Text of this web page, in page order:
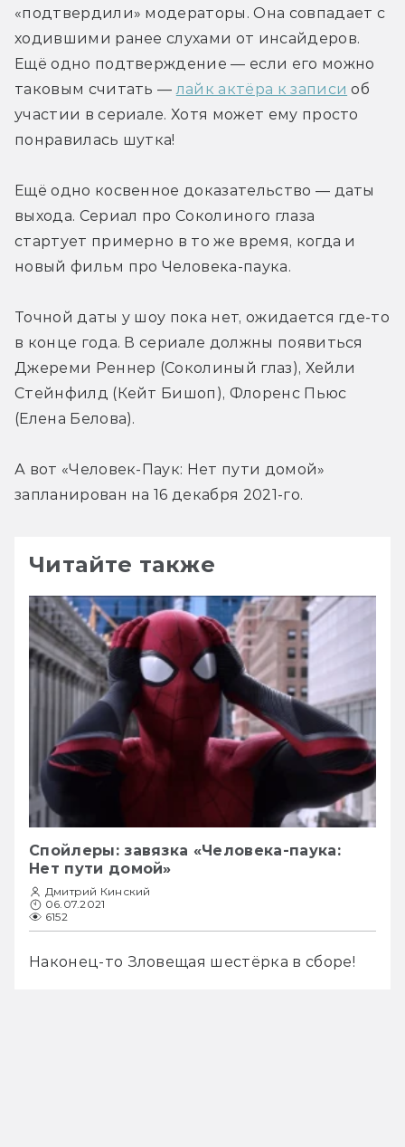
«подтвердили» модераторы. Она совпадает с
ходившими ранее слухами от инсайдеров.
Ещё одно подтверждение — если его можно
таковым считать — лайк актёра к записи об
участии в сериале. Хотя может ему просто
понравилась шутка!
Ещё одно косвенное доказательство — даты
выхода. Сериал про Соколиного глаза
стартует примерно в то же время, когда и
новый фильм про Человека-паука.
Точной даты у шоу пока нет, ожидается где-то
в конце года. В сериале должны появиться
Джереми Реннер (Соколиный глаз), Хейли
Стейнфилд (Кейт Бишоп), Флоренс Пьюс
(Елена Белова).
А вот «Человек-Паук: Нет пути домой»
запланирован на 16 декабря 2021-го.
Читайте также
Спойлеры: завязка «Человека-паука:
Нет пути домой»
Дмитрий Кинский
06.07.2021
6152
Наконец-то Зловещая шестёрка в сборе!